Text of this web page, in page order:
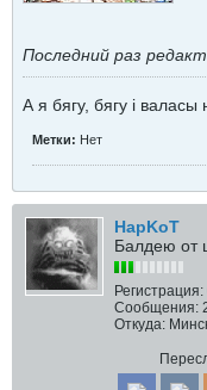
Последний раз
А я бягу, бягу i валасы
Метки: Нет
HapKoT
Балдею от
Регистрация:
Сообщения:
Откуда: